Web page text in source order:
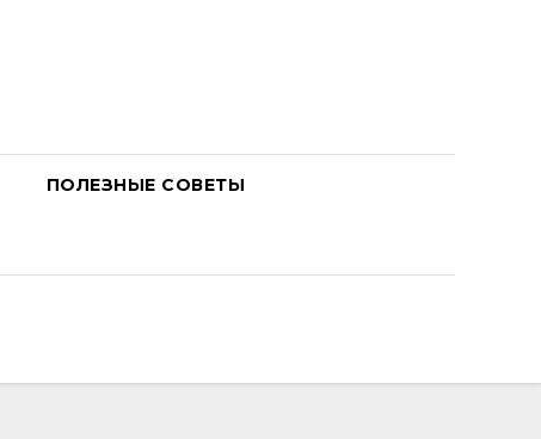
ПОЛЕЗНЫЕ СОВЕТЫ